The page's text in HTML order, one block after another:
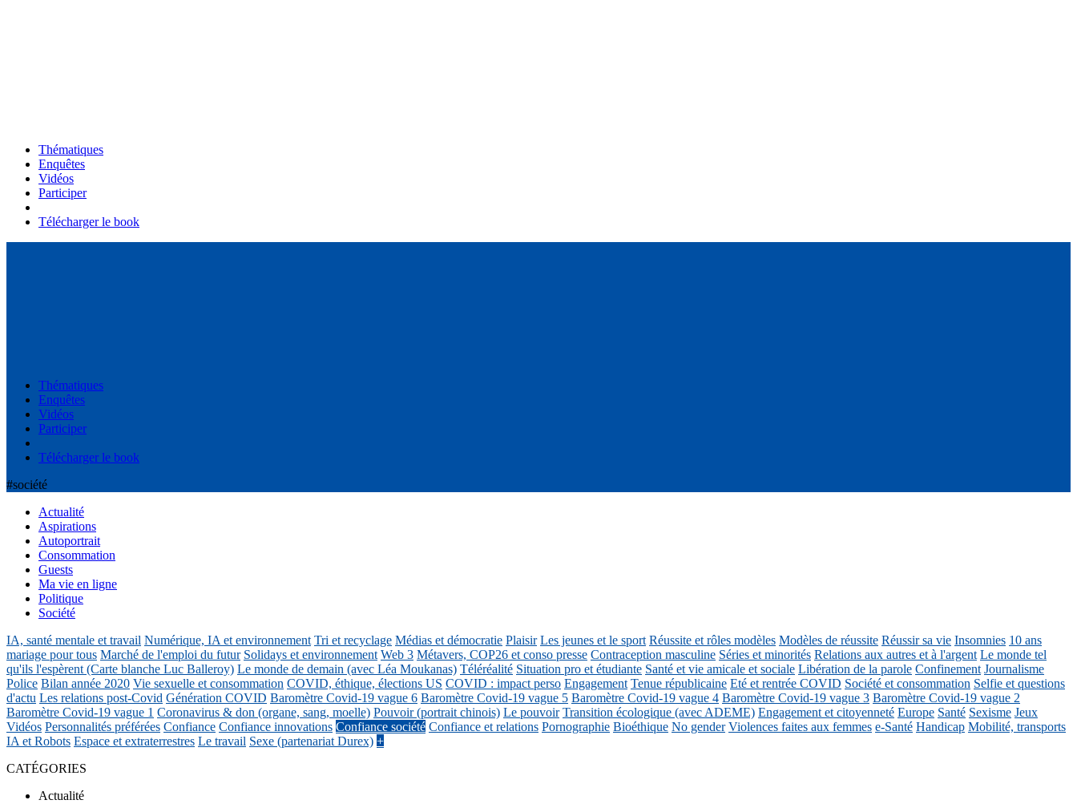
Thématiques
Enquêtes
Vidéos
Participer
Télécharger le book
Thématiques
Enquêtes
Vidéos
Participer
Télécharger le book
#société
Actualité
Aspirations
Autoportrait
Consommation
Guests
Ma vie en ligne
Politique
Société
IA, santé mentale et travail Numérique, IA et environnement Tri et recyclage Médias et démocratie Plaisir Les jeunes et le sport Réussite et rôles modèles Modèles de réussite Réussir sa vie Insomnies 10 ans
mariage pour tous Marché de l'emploi du futur Solidays et environnement Web 3 Métavers, COP26 et conso presse Contraception masculine Séries et minorités Relations aux autres et à l'argent Le monde tel
qu'ils l'espèrent (Carte blanche Luc Balleroy) Le monde de demain (avec Léa Moukanas) Téléréalité Situation pro et étudiante Santé et vie amicale et sociale Libération de la parole Confinement Journalisme
Police Bilan année 2020 Vie sexuelle et consommation COVID, éthique, élections US COVID : impact perso Engagement Tenue républicaine Eté et rentrée COVID Société et consommation Selfie et questions
d'actu Les relations post-Covid Génération COVID Baromètre Covid-19 vague 6 Baromètre Covid-19 vague 5 Baromètre Covid-19 vague 4 Baromètre Covid-19 vague 3 Baromètre Covid-19 vague 2
Baromètre Covid-19 vague 1 Coronavirus & don (organe, sang, moelle) Pouvoir (portrait chinois) Le pouvoir Transition écologique (avec ADEME) Engagement et citoyenneté Europe Santé Sexisme Jeux
Vidéos Personnalités préférées Confiance Confiance innovations Confiance société Confiance et relations Pornographie Bioéthique No gender Violences faites aux femmes e-Santé Handicap Mobilité, transports
IA et Robots Espace et extraterrestres Le travail Sexe (partenariat Durex) +
CATÉGORIES
Actualité